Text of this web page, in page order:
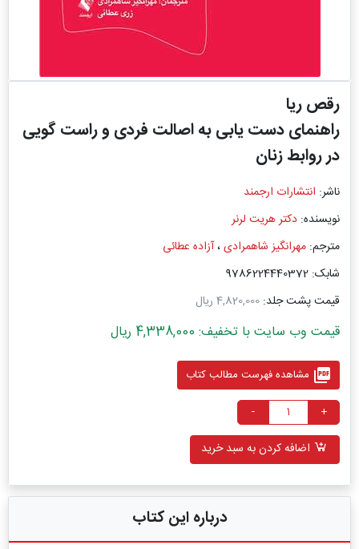
رقص ریا
راهنمای دست‌ یابی به اصالت فردی و راست‌ گویی
در روابط زنان
ناشر: انتشارات ارجمند
نویسنده: دکتر هریت لرنر
مترجم: مهرانگیز شاهمرادی،آزاده عطائی
شابک: 9786224440372
قیمت پشت جلد: 4,820,000 ریال
قیمت وب سایت با تخفیف: 4,338,000 ریال
picture_as_pdf مشاهده فهرست مطالب کتاب
+
-
اضافه کردن به سبد خرید
درباره این کتاب